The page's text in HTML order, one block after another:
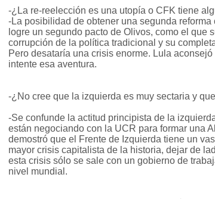
-¿La re-reelección es una utopía o CFK tiene
-La posibilidad de obtener una segunda
logre un segundo pacto de Olivos, como el que
corrupción de la política tradicional y su
Pero desataría una crisis enorme. Lula
intente esa aventura.
-¿No cree que la izquierda es muy sectaria y
-Se confunde la actitud principista de la
están negociando con la UCR para formar una
demostró que el Frente de Izquierda tiene un
mayor crisis capitalista de la historia, dejar de
esta crisis sólo se sale con un gobierno de
nivel mundial.